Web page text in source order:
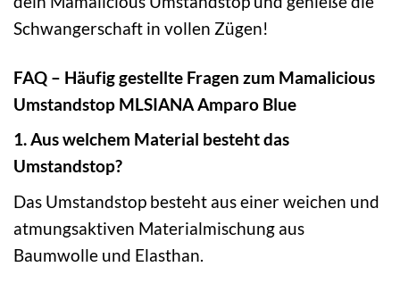
Schwangerschaft in vollen Zügen!
FAQ – Häufig gestellte Fragen zum Mamalicious
Umstandstop MLSIANA Amparo Blue
1. Aus welchem Material besteht das
Umstandstop?
Das Umstandstop besteht aus einer weichen und
atmungsaktiven Materialmischung aus
Baumwolle und Elasthan.